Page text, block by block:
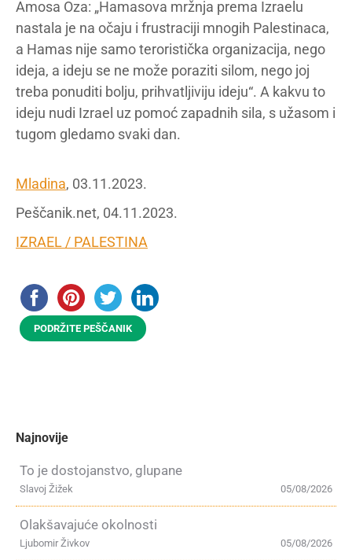
Amosa Oza: „Hamasova mržnja prema Izraelu
nastala je na očaju i frustraciji mnogih Palestinaca,
a Hamas nije samo teroristička organizacija, nego
ideja, a ideju se ne može poraziti silom, nego joj
treba ponuditi bolju, prihvatljiviju ideju“. A kakvu to
ideju nudi Izrael uz pomoć zapadnih sila, s užasom i
tugom gledamo svaki dan.
Mladina, 03.11.2023.
Peščanik.net, 04.11.2023.
IZRAEL / PALESTINA
PODRŽITE PEŠČANIK
Najnovije
To je dostojanstvo, glupane
05/08/2026
Slavoj Žižek
Olakšavajuće okolnosti
05/08/2026
Ljubomir Živkov